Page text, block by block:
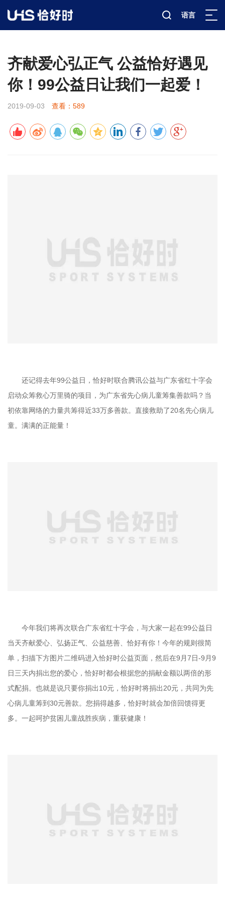
语言
> 新闻资讯 > 公司新闻
齐献爱心弘正气 公益恰好遇见
你！99公益日让我们一起爱！
2019-09-03 查看：589
还记得去年99公益日，恰好时联合腾讯公益与广东省红十字会
启动众筹救心万里骑的项目，为广东省先心病儿童筹集善款吗？当
初依靠网络的力量共筹得近33万多善款。直接救助了20名先心病儿
童。满满的正能量！
今年我们将再次联合广东省红十字会，与大家一起在99公益日
当天齐献爱心、弘扬正气、公益慈善、恰好有你！今年的规则很简
单，扫描下方图片二维码进入恰好时公益页面，然后在9月7日-9月9
日三天内捐出您的爱心，恰好时都会根据您的捐献金额以两倍的形
式配捐。也就是说只要你捐出10元，恰好时将捐出20元，共同为先
心病儿童筹到30元善款。您捐得越多，恰好时就会加倍回馈得更
多。一起呵护贫困儿童战胜疾病，重获健康！